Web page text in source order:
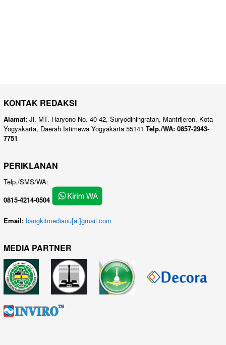
KONTAK REDAKSI
Alamat: Jl. MT. Haryono No. 40-42, Suryodiningratan, Mantrijeron, Kota
Yogyakarta, Daerah Istimewa Yogyakarta 55141 Telp./WA: 0857-2943-
7751
PERIKLANAN
Telp./SMS/WA:
0815-4214-0504
Email: bangkitmedianu[at]gmail.com
MEDIA PARTNER